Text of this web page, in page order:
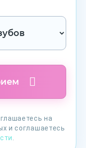
на
и соглашаетесь